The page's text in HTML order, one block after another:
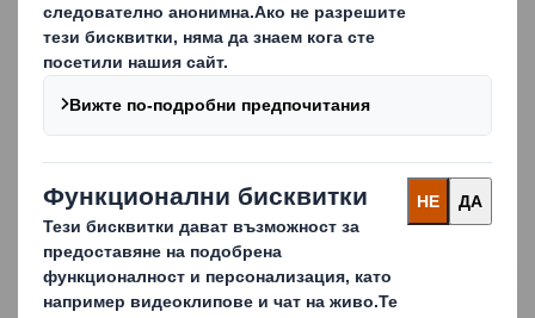
Функции за защита от нарушаване на търговския
вид, за да предпазите продуктите си от кражби:
механизирани, лепени, включително прорези,
затварящи капаци, предварителни изрязвания,
изрязване, гънки и ленти
100% рециклирани или 100% рециклируеми
опаковки
Carousel. Use previous and next buttons to move